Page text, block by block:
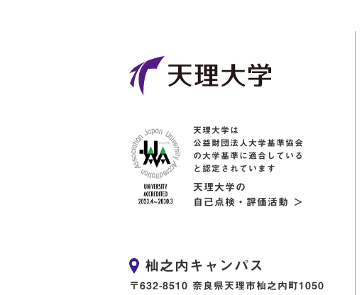
天理大学は
公益財団法人大学基準協会
の大学基準に適合している
と認定されています
天理大学の
自己点検・評価活動 ＞
杣之内キャンパス
〒632-8510 奈良県天理市杣之内町1050